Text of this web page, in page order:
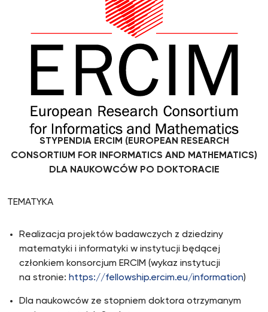
STYPENDIA ERCIM (EUROPEAN RESEARCH
CONSORTIUM FOR INFORMATICS AND MATHEMATICS)
DLA NAUKOWCÓW PO DOKTORACIE
TEMATYKA
Realizacja projektów badawczych z dziedziny
matematyki i informatyki w instytucji będącej
członkiem konsorcjum ERCIM (wykaz instytucji
na stronie: https://fellowship.ercim.eu/information)
Dla naukowców ze stopniem doktora otrzymanym